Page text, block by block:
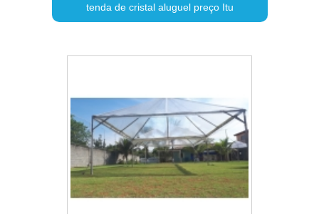
tenda de cristal aluguel preço Itu